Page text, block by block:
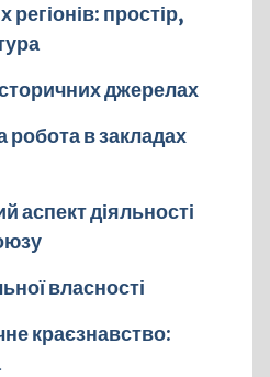
регіонів: простір,
джерелах
в закладах
аспект діяльності
власності
краєзнавство: